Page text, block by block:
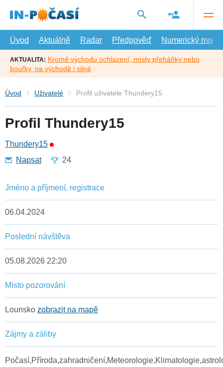
hlavní
Úvod
Aktuálně Radar Předpověď Numerický model
AKTUALITA: Kromě východu ochlazení, místy přeháňky nebo
bouřky, na východě i silné
Úvod Uživatelé Profil uživatele Thundery15
Profil Thundery15
Thundery15
Napsat
24
Jméno a příjmení, registrace
06.04.2024
Poslední návštěva
05.08.2026 22:20
Místo pozorování
Lounsko zobrazit na mapě
Zájmy a záliby